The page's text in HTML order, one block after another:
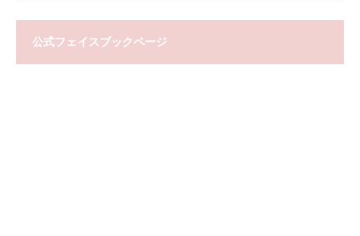
公式フェイスブックページ